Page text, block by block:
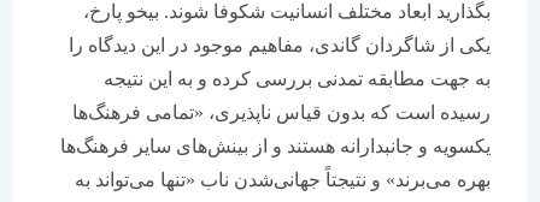
بگذارید ابعاد مختلف انسانیت شکوفا شوند. بیخو پارخ،
یکی از شاگردان گاندی، مفاهیم موجود در این دیدگاه را
به جهت مطابقه تمدنی بررسی کرده و به این نتیجه
رسیده است که بدون قیاس ناپذیری، «تمامی فرهنگ‌ها
یکسویه و جانبدارانه هستند و از بینش‌های سایر فرهنگ‌ها
بهره می‌برند» و نتیجتاً جهانی‌شدن ناب «تنها می‌تواند به